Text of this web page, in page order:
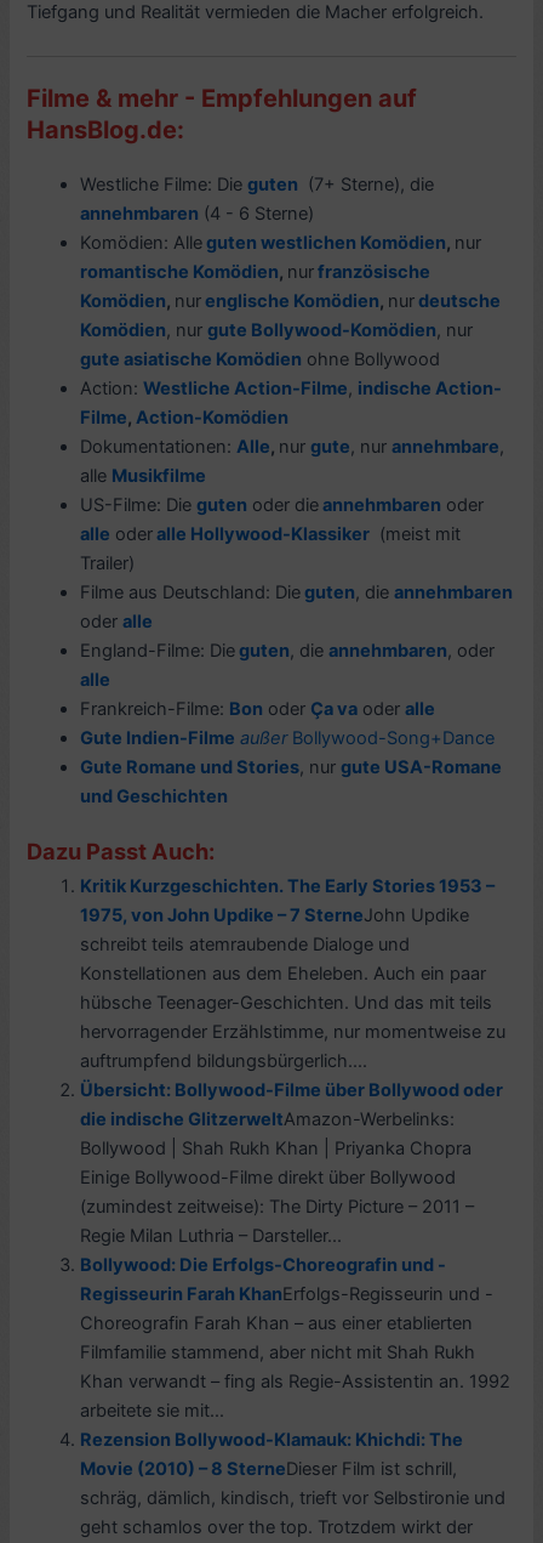
Tiefgang und Realität vermieden die Macher erfolgreich.
Filme & mehr - Empfehlungen auf
HansBlog.de:
Westliche Filme: Dieguten (7+ Sterne), die
annehmbaren (4 - 6 Sterne)
Komödien: Alleguten westlichen Komödien, nur
romantische Komödien, nurfranzösische
Komödien, nurenglische Komödien, nurdeutsche
Komödien, nurgute Bollywood-Komödien, nur
gute asiatische Komödien ohne Bollywood
Action:Westliche Action-Filme, indische Action-
Filme,Action-Komödien
Dokumentationen:Alle, nurgute, nurannehmbare,
alle Musikfilme
US-Filme: Dieguten oder dieannehmbaren oder
alle oderalle Hollywood-Klassiker (meist mit
Trailer)
Filme aus Deutschland: Dieguten, dieannehmbaren
oderalle
England-Filme: Dieguten, dieannehmbaren, oder
alle
Frankreich-Filme: Bon oder Ça va oderalle
Gute Indien-Filme außer Bollywood-Song+Dance
Gute Romane und Stories, nurgute USA-Romane
und Geschichten
Dazu Passt Auch:
Kritik Kurzgeschichten. The Early Stories 1953 –
1975, von John Updike – 7 SterneJohn Updike
schreibt teils atemraubende Dialoge und
Konstellationen aus dem Eheleben. Auch ein paar
hübsche Teenager-Geschichten. Und das mit teils
hervorragender Erzählstimme, nur momentweise zu
auftrumpfend bildungsbürgerlich....
Übersicht: Bollywood-Filme über Bollywood oder
die indische GlitzerweltAmazon-Werbelinks:
Bollywood | Shah Rukh Khan | Priyanka Chopra
Einige Bollywood-Filme direkt über Bollywood
(zumindest zeitweise): The Dirty Picture – 2011 –
Regie Milan Luthria – Darsteller...
Bollywood: Die Erfolgs-Choreografin und -
Regisseurin Farah KhanErfolgs-Regisseurin und -
Choreografin Farah Khan – aus einer etablierten
Filmfamilie stammend, aber nicht mit Shah Rukh
Khan verwandt – fing als Regie-Assistentin an. 1992
arbeitete sie mit...
Rezension Bollywood-Klamauk: Khichdi: The
Movie (2010) – 8 SterneDieser Film ist schrill,
schräg, dämlich, kindisch, trieft vor Selbstironie und
geht schamlos over the top. Trotzdem wirkt der